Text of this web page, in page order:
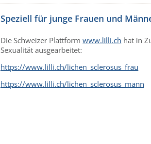
Speziell für junge Frauen und
Die Schweizer Plattform www.lilli.ch hat in
Sexualität ausgearbeitet:
https://www.lilli.ch/lichen_sclerosus_frau
https://www.lilli.ch/lichen_sclerosus_mann